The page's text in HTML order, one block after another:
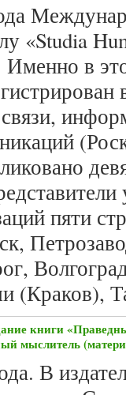
«Studia
Именно в
пяти
(Краков),
книги
мыслитель
В